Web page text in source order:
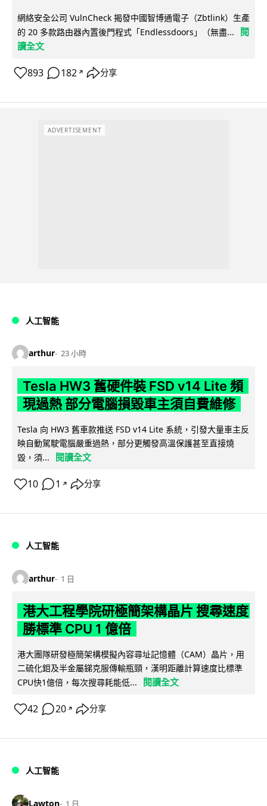
網絡安全公司 VulnCheck 揭發中國智博通電子（Zbtlink）生產
的 20 多款路由器內置後門程式「Endlessdoors」（無盡...
閱
讀全文
893 182 ↗ 分享
ADVERTISEMENT
人工智能
arthur 23 小時
Tesla HW3 舊硬件裝 FSD v14 Lite 頻
現過熱 部分電腦損毀車主須自費維修
Tesla 向 HW3 舊車款推送 FSD v14 Lite 系統，引發大量車主反
映自動駕駛電腦嚴重過熱，部分更觸發高溫保護甚至直接燒
毀，須...
閱讀全文
10 1 ↗ 分享
人工智能
arthur 1 日
港大工程學院研極簡架構晶片 搜尋速度
勝標準 CPU 1 億倍
港大團隊研發極簡架構模擬內容尋址記憶體（CAM）晶片，用
二硫化鉬及半金屬銻克服傳輸瓶頸，漢明距離計算速度比標準
CPU快1億倍，每次搜尋耗能低...
閱讀全文
42 20 ↗ 分享
人工智能
Lawton 1 日